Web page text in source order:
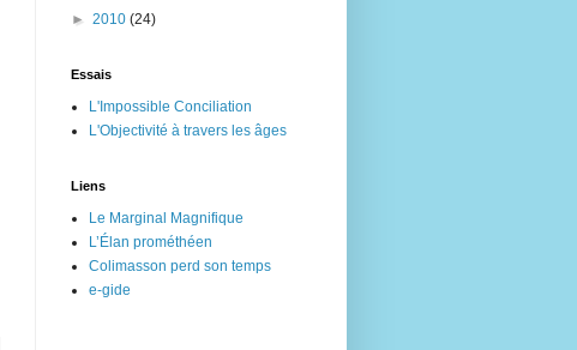
► 2010 (24)
Essais
L'Impossible Conciliation
L'Objectivité à travers les âges
Liens
Le Marginal Magnifique
L’Élan prométhéen
Colimasson perd son temps
e-gide